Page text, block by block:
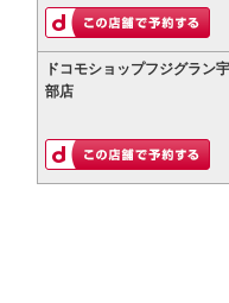
ドコモショップフジグラン宇
部店